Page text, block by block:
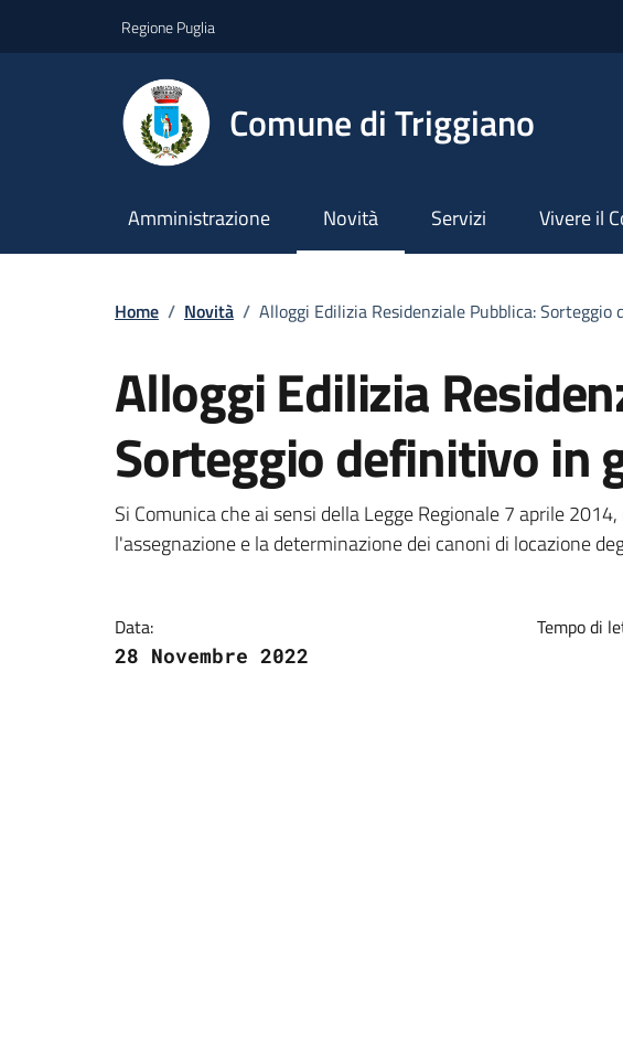
Regione Puglia
Comune di Triggiano
Amministrazione Novità Servizi Vivere il
Home / Novità / Alloggi Edilizia Residenziale Pubblica:
Alloggi Edilizia
Sorteggio definitivo in
Dettagli della notizia
Si Comunica che ai sensi della Legge Regionale 7 aprile
l'assegnazione e la determinazione dei canoni di locazione
Data:
28 Novembre 2022
Tempo di